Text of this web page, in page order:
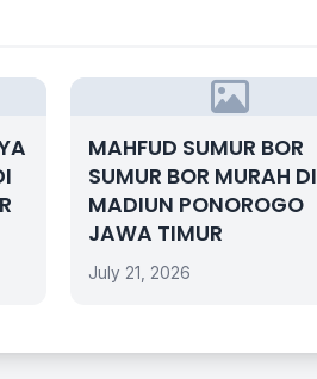
MAHFUD SUMUR BOR
SUMUR BOR MURAH DI
MADIUN PONOROGO
JAWA TIMUR
July 21, 2026